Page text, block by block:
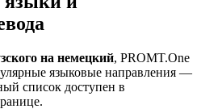
на немецкий, PROMT.One
языковые направления —
список доступен в